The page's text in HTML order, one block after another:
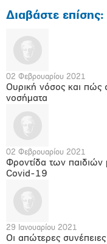
Διαβάστε επίσης:
02 Φεβρουαρίου 2021
Ουρική νόσος και πώς
νοσήματα
02 Φεβρουαρίου 2021
Φροντίδα των
Covid-19
29 Ιανουαρίου 2021
Οι απώτερες